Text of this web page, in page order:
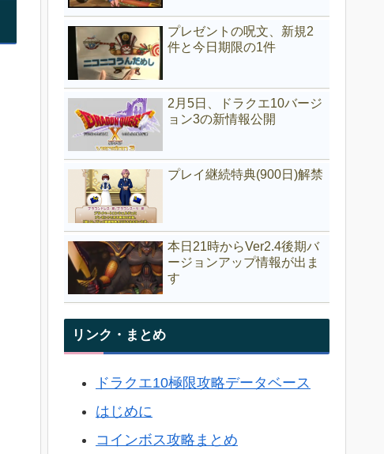
プレゼントの呪文、新規2
件と今日期限の1件
2月5日、ドラクエ10バージ
ョン3の新情報公開
プレイ継続特典(900日)解禁
本日21時からVer2.4後期バ
ージョンアップ情報が出ま
す
リンク・まとめ
ドラクエ10極限攻略データベース
はじめに
コインボス攻略まとめ